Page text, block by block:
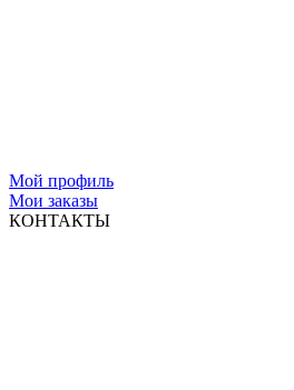
Мой профиль
Мои заказы
КОНТАКТЫ